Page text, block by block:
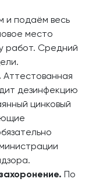
и подаём весь
место
работ. Средний
Аттестованная
дезинфекцию
цинковый
По